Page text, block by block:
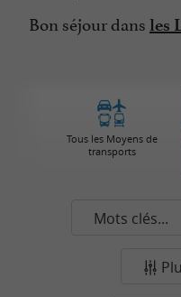
Bon séjour dans les
Tous les Moyens de
transports
Mots clés...